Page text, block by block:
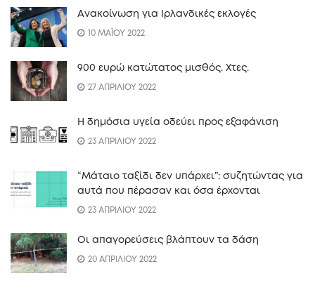
Ανακοίνωση για Ιρλανδικές εκλογές
10 ΜΑΪΟΥ 2022
900 ευρώ κατώτατος μισθός. Xτες.
27 ΑΠΡΙΛΙΟΥ 2022
Η δημόσια υγεία οδεύει προς εξαφάνιση
23 ΑΠΡΙΛΙΟΥ 2022
“Mάταιο ταξίδι δεν υπάρχει”: συζητώντας για
αυτά που πέρασαν και όσα έρχονται
23 ΑΠΡΙΛΙΟΥ 2022
Οι απαγορεύσεις βλάπτουν τα δάση
20 ΑΠΡΙΛΙΟΥ 2022